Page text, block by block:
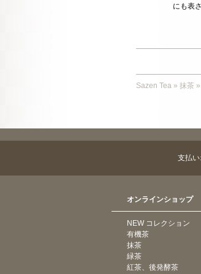
にも表
Sazen Tea » 抹茶 »
支払い
オンラインショップ
NEW コレクション
有機茶
抹茶
緑茶
紅茶、後発酵茶